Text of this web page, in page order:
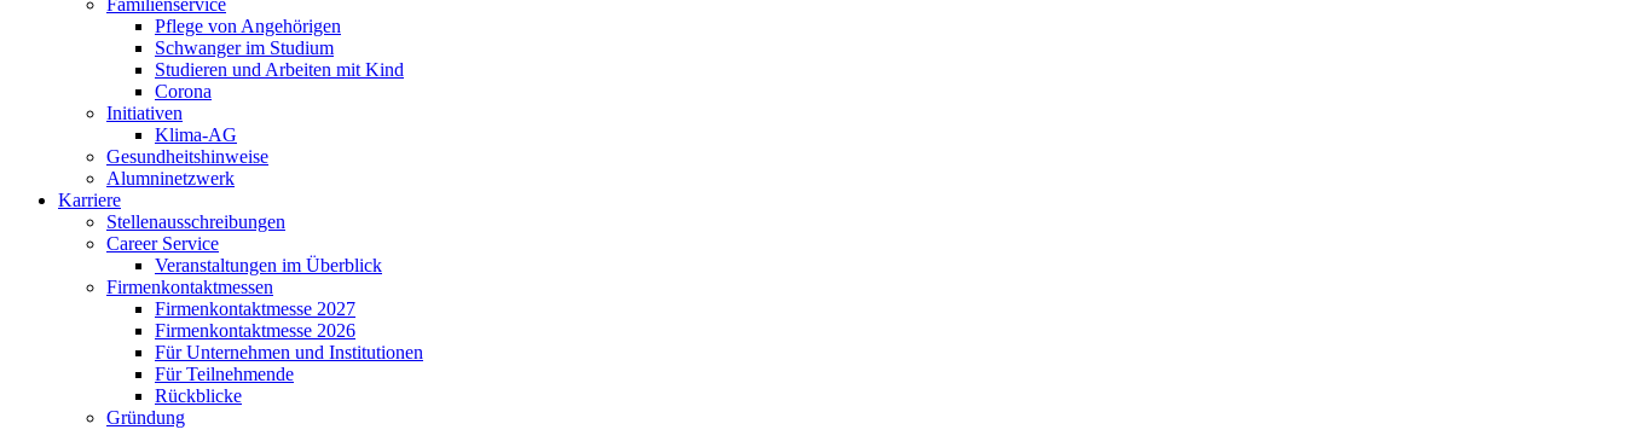
Familienservice
Pflege von Angehörigen
Schwanger im Studium
Studieren und Arbeiten mit Kind
Corona
Initiativen
Klima-AG
Gesundheitshinweise
Alumninetzwerk
Karriere
Stellenausschreibungen
Career Service
Veranstaltungen im Überblick
Firmenkontaktmessen
Firmenkontaktmesse 2027
Firmenkontaktmesse 2026
Für Unternehmen und Institutionen
Für Teilnehmende
Rückblicke
Gründung